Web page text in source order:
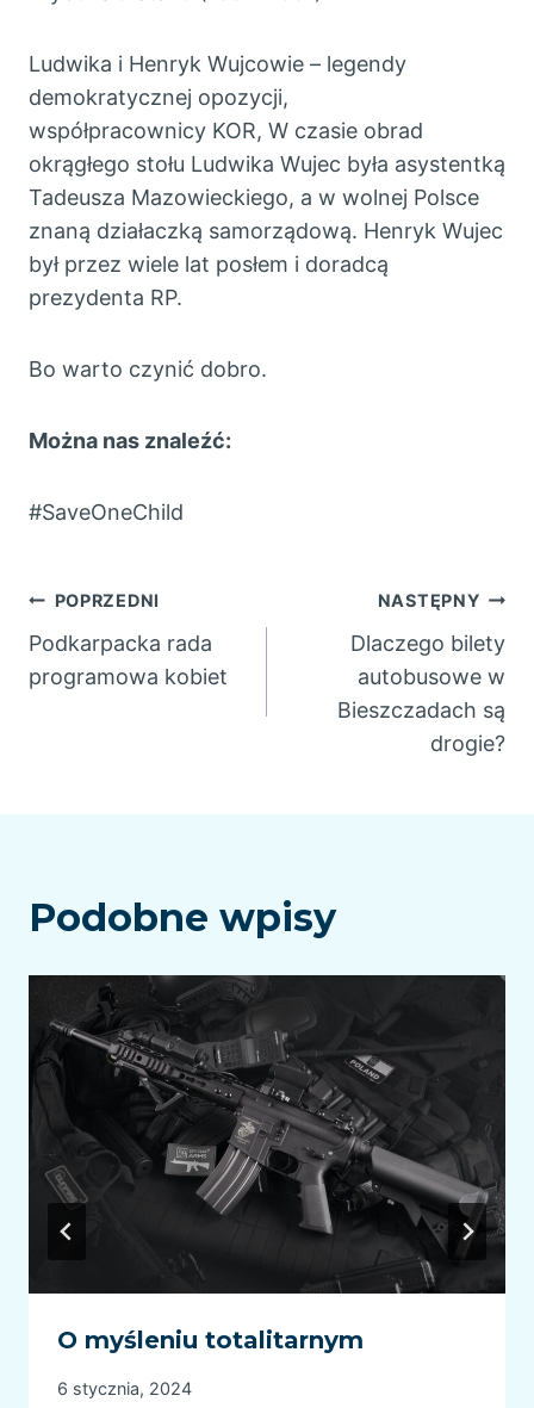
Ludwika i Henryk Wujcowie – legendy
demokratycznej opozycji,
współpracownicy KOR, W czasie obrad
okrągłego stołu Ludwika Wujec była asystentką
Tadeusza Mazowieckiego, a w wolnej Polsce
znaną działaczką samorządową. Henryk Wujec
był przez wiele lat posłem i doradcą
prezydenta RP.
Bo warto czynić dobro.
Można nas znaleźć:
#SaveOneChild
Nawigacja
wpisu
POPRZEDNI
Podkarpacka rada
programowa kobiet
NASTĘPNY
Dlaczego bilety
autobusowe w
Bieszczadach są
drogie?
Podobne wpisy
O myśleniu totalitarnym
6 stycznia, 2024